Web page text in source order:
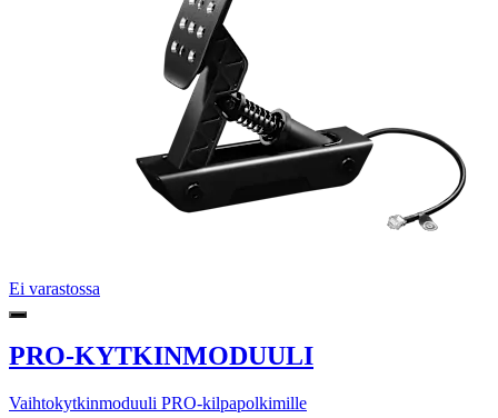
Ei varastossa
PRO-KYTKINMODUULI
Vaihtokytkinmoduuli PRO-kilpapolkimille